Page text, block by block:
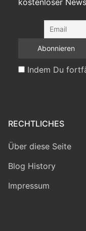
Indem Du
RECHTLICHES
Über diese Seite
Blog History
Impressum